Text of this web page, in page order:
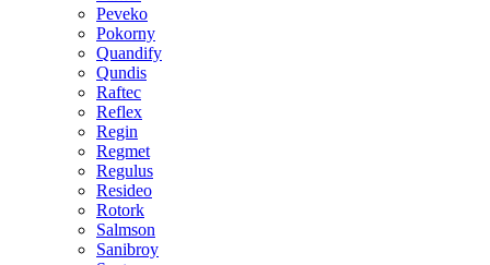
Peveko
Pokorny
Quandify
Qundis
Raftec
Reflex
Regin
Regmet
Regulus
Resideo
Rotork
Salmson
Sanibroy